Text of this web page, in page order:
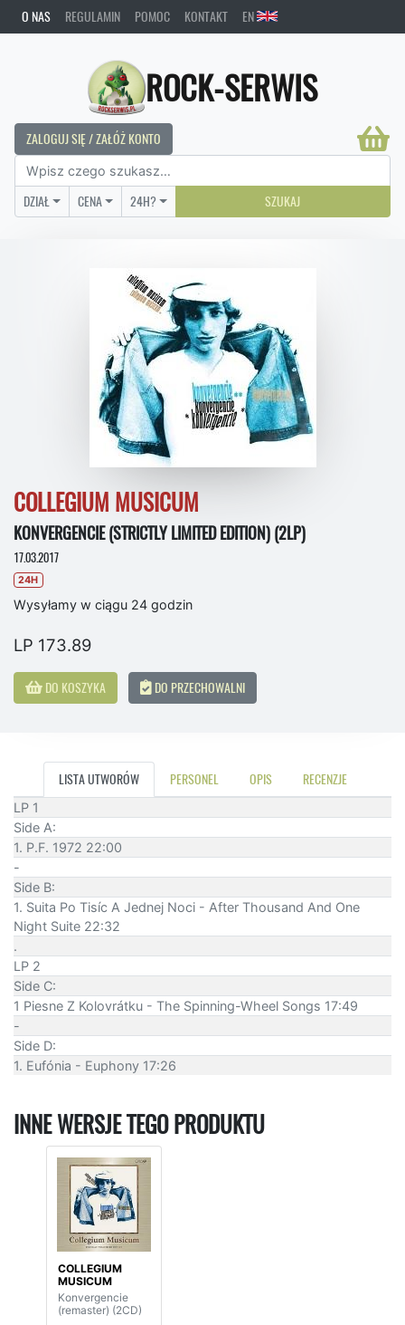
O NAS REGULAMIN POMOC KONTAKT EN
ROCK-SERWIS
ZALOGUJ SIĘ / ZAŁÓŻ KONTO
DZIAŁ CENA 24H? SZUKAJ
COLLEGIUM MUSICUM
KONVERGENCIE (STRICTLY LIMITED EDITION) (2LP)
17.03.2017
24H
Wysyłamy w ciągu 24 godzin
LP 173.89
DO KOSZYKA DO PRZECHOWALNI
LISTA UTWORÓW PERSONEL OPIS RECENZJE
LP 1
Side A:
1. P.F. 1972 22:00
-
Side B:
1. Suita Po Tisíc A Jednej Noci - After Thousand And One
Night Suite 22:32
.
LP 2
Side C:
1 Piesne Z Kolovrátku - The Spinning-Wheel Songs 17:49
-
Side D:
1. Eufónia - Euphony 17:26
INNE WERSJE TEGO PRODUKTU
COLLEGIUM
MUSICUM
Konvergencie
(remaster) (2CD)